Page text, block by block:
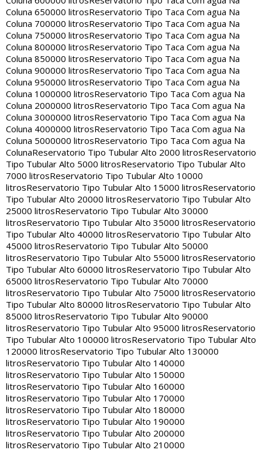
Coluna 650000 litrosReservatorio Tipo Taca Com agua Na
Coluna 700000 litrosReservatorio Tipo Taca Com agua Na
Coluna 750000 litrosReservatorio Tipo Taca Com agua Na
Coluna 800000 litrosReservatorio Tipo Taca Com agua Na
Coluna 850000 litrosReservatorio Tipo Taca Com agua Na
Coluna 900000 litrosReservatorio Tipo Taca Com agua Na
Coluna 950000 litrosReservatorio Tipo Taca Com agua Na
Coluna 1000000 litrosReservatorio Tipo Taca Com agua Na
Coluna 2000000 litrosReservatorio Tipo Taca Com agua Na
Coluna 3000000 litrosReservatorio Tipo Taca Com agua Na
Coluna 4000000 litrosReservatorio Tipo Taca Com agua Na
Coluna 5000000 litrosReservatorio Tipo Taca Com agua Na
ColunaReservatorio Tipo Tubular Alto 2000 litrosReservatorio
Tipo Tubular Alto 5000 litrosReservatorio Tipo Tubular Alto
7000 litrosReservatorio Tipo Tubular Alto 10000
litrosReservatorio Tipo Tubular Alto 15000 litrosReservatorio
Tipo Tubular Alto 20000 litrosReservatorio Tipo Tubular Alto
25000 litrosReservatorio Tipo Tubular Alto 30000
litrosReservatorio Tipo Tubular Alto 35000 litrosReservatorio
Tipo Tubular Alto 40000 litrosReservatorio Tipo Tubular Alto
45000 litrosReservatorio Tipo Tubular Alto 50000
litrosReservatorio Tipo Tubular Alto 55000 litrosReservatorio
Tipo Tubular Alto 60000 litrosReservatorio Tipo Tubular Alto
65000 litrosReservatorio Tipo Tubular Alto 70000
litrosReservatorio Tipo Tubular Alto 75000 litrosReservatorio
Tipo Tubular Alto 80000 litrosReservatorio Tipo Tubular Alto
85000 litrosReservatorio Tipo Tubular Alto 90000
litrosReservatorio Tipo Tubular Alto 95000 litrosReservatorio
Tipo Tubular Alto 100000 litrosReservatorio Tipo Tubular Alto
120000 litrosReservatorio Tipo Tubular Alto 130000
litrosReservatorio Tipo Tubular Alto 140000
litrosReservatorio Tipo Tubular Alto 150000
litrosReservatorio Tipo Tubular Alto 160000
litrosReservatorio Tipo Tubular Alto 170000
litrosReservatorio Tipo Tubular Alto 180000
litrosReservatorio Tipo Tubular Alto 190000
litrosReservatorio Tipo Tubular Alto 200000
litrosReservatorio Tipo Tubular Alto 210000